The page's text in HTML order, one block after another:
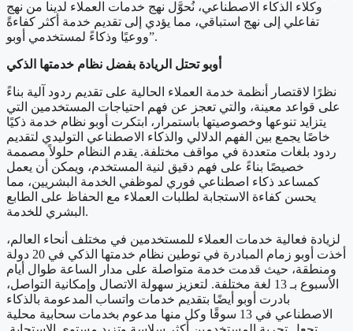
وكلاء الذكاء الاصطناعي، نُحوَّل نهج خدمات العملاء لدينا من نهج
تفاعلي إلى نهج استباقي، مما يؤدي إلى تقديم خدمة أكثر كفاءةً
ووعيًا وذكاءً لمستخدمي أوبو”.
أوبوتحتل الريادة بفضل نظام خدمتها الذكي
نظرًا لاقتصار أنظمة خدمة العملاء الحالية على تقديم ردود آلية بناءً
على قواعد معينة، والتي تعجز عن فهم احتياجات المستخدمين التي
يتزايد تنوعها وخصوصيتها باستمرار، ابتكرت أوبو نظام خدمة ذكيًا
خاصًا يجمع بين الفهم الدلالي والذكاء الاصطناعي التوليدي لتقديم
ردود بلغات متعددة في مواقف مختلفة. يقدم النظام حلولاً مصممة
خصيصًا بناءً على فهم دقيق لنية المستخدم، ويمكن أن يعمل
كمساعد ذكاء اصطناعي فوري لموظفي الخدمة البشريين، مما
يحسن كفاءة الاستجابة لطلبات العملاء مع الحفاظ على الطابع
البشري للخدمة.
لزيادة فعالية خدمات العملاء للمستخدمين في مختلف أنحاء العالم،
أخذت أوبو زمام المبادرة في توطين نظام خدمتها الذكي في 20 دولة
ومنطقة، حيث قدمت خدمة متواصلة على مدار الساعة طوال أيام
الأسبوع بـ 13 لغة مختلفة. لتعزيز سهولة الاتصال وإمكانية التواصل،
بادرت أوبو أيضًا بتقديم خدمات واتساب المدعومة بالذكاء
الاصطناعي في 13 سوقًا وكل منها مدعوم بخدمات سحابية محلية